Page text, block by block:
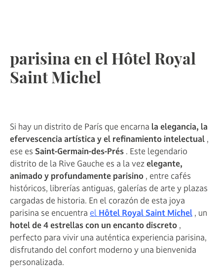
parisina en el Hôtel Royal
Saint Michel
Si hay un distrito de París que encarna la elegancia, la
efervescencia artística y el refinamiento intelectual ,
ese es Saint-Germain-des-Prés . Este legendario
distrito de la Rive Gauche es a la vezelegante,
animado y profundamente parisino , entre cafés
históricos, librerías antiguas, galerías de arte y plazas
cargadas de historia. En el corazón de esta joya
parisina se encuentra el Hôtel Royal Saint Michel , un
hotel de 4 estrellas con un encanto discreto ,
perfecto para vivir una auténtica experiencia parisina,
disfrutando del confort moderno y una bienvenida
personalizada.